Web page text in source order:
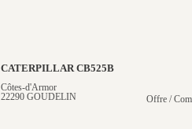
CATERPILLAR CB525B
Côtes-d'Armor
22290 GOUDELIN
Offre /